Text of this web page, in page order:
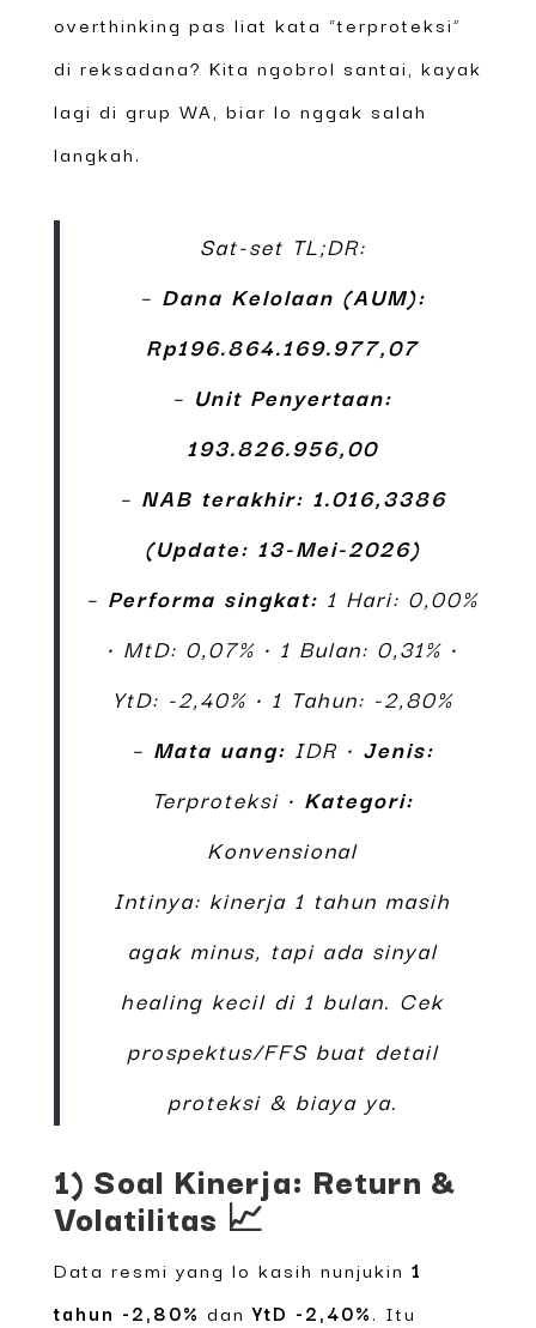
overthinking pas liat kata “terproteksi”
di reksadana? Kita ngobrol santai, kayak
lagi di grup WA, biar lo nggak salah
langkah.
Sat-set TL;DR:
– Dana Kelolaan (AUM):
Rp196.864.169.977,07
– Unit Penyertaan:
193.826.956,00
– NAB terakhir: 1.016,3386
(Update: 13-Mei-2026)
– Performa singkat: 1 Hari: 0,00%
• MtD: 0,07% • 1 Bulan: 0,31% •
YtD: -2,40% • 1 Tahun: -2,80%
– Mata uang: IDR • Jenis:
Terproteksi • Kategori:
Konvensional
Intinya: kinerja 1 tahun masih
agak minus, tapi ada sinyal
healing kecil di 1 bulan. Cek
prospektus/FFS buat detail
proteksi & biaya ya.
1) Soal Kinerja: Return &
Volatilitas 📈
Data resmi yang lo kasih nunjukin 1
tahun -2,80% danYtD -2,40%. Itu